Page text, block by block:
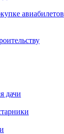
авиабилетов
дачи